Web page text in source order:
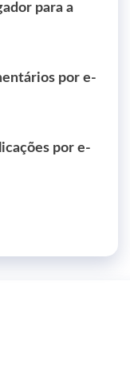
para a
por e-
por e-